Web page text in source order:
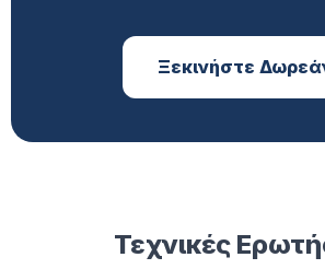
Ξεκινήστε
Τεχνικές